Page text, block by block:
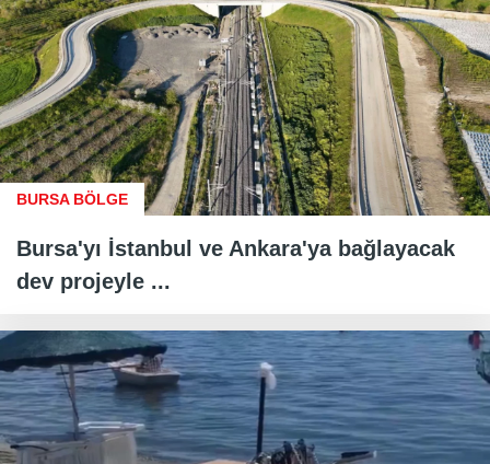
BURSA BÖLGE
Bursa'yı İstanbul ve Ankara'ya bağlayacak
dev projeyle ...